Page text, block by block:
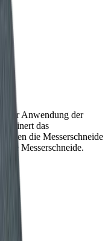
der Anwendung der
das
die Messerschneide
Messerschneide.